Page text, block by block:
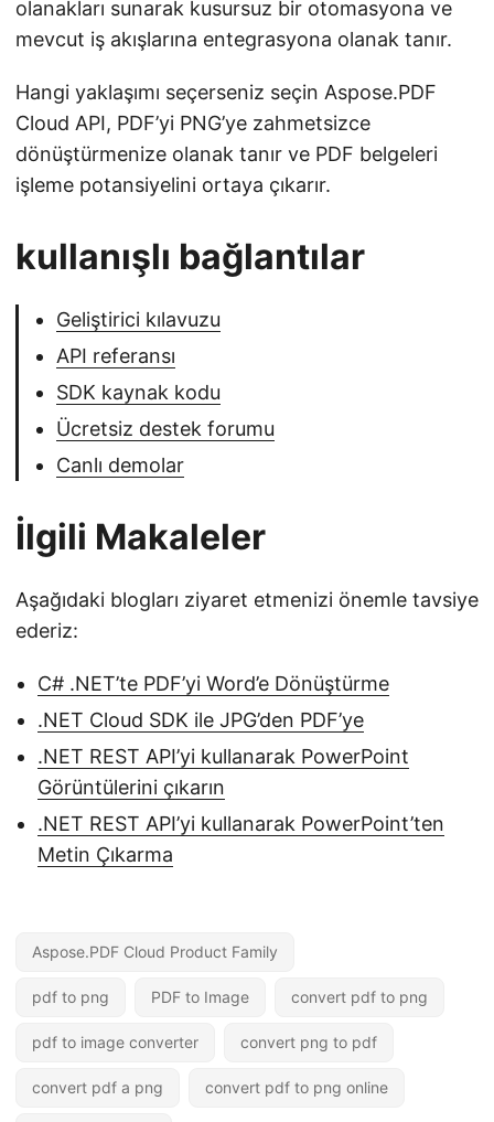
olanakları sunarak kusursuz bir otomasyona ve
mevcut iş akışlarına entegrasyona olanak tanır.
Hangi yaklaşımı seçerseniz seçin Aspose.PDF
Cloud API, PDF’yi PNG’ye zahmetsizce
dönüştürmenize olanak tanır ve PDF belgeleri
işleme potansiyelini ortaya çıkarır.
kullanışlı bağlantılar
Geliştirici kılavuzu
API referansı
SDK kaynak kodu
Ücretsiz destek forumu
Canlı demolar
İlgili Makaleler
Aşağıdaki blogları ziyaret etmenizi önemle tavsiye
ederiz:
C# .NET’te PDF’yi Word’e Dönüştürme
.NET Cloud SDK ile JPG’den PDF’ye
.NET REST API’yi kullanarak PowerPoint
Görüntülerini çıkarın
.NET REST API’yi kullanarak PowerPoint’ten
Metin Çıkarma
Aspose.PDF Cloud Product Family
pdf to png PDF to Image convert pdf to png
pdf to image converter convert png to pdf
convert pdf a png convert pdf to png online